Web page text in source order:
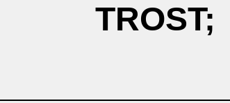
TROST;